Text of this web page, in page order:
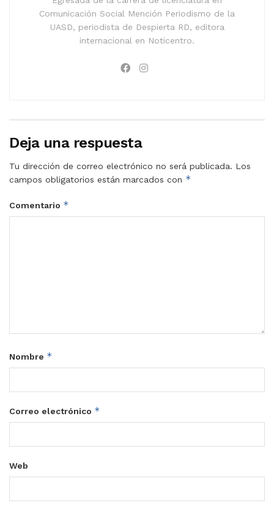
Comunicación Social Mención Periodismo de la
UASD, periodista de Despierta RD, editora
internacional en Noticentro.
Deja una respuesta
Tu dirección de correo electrónico no será publicada. Los
campos obligatorios están marcados con *
Comentario *
Nombre *
Correo electrónico *
Web